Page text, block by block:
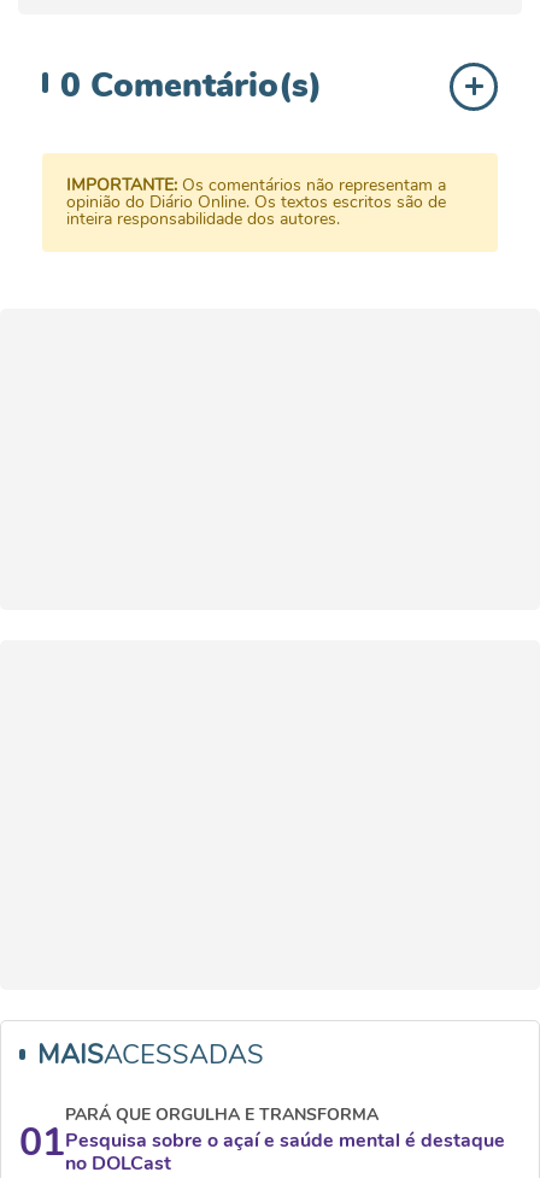
0 Comentário(s)
IMPORTANTE: Os comentários não representam a
opinião do Diário Online. Os textos escritos são de
inteira responsabilidade dos autores.
MAISACESSADAS
01
PARÁ QUE ORGULHA E TRANSFORMA
Pesquisa sobre o açaí e saúde mental é destaque
no DOLCast